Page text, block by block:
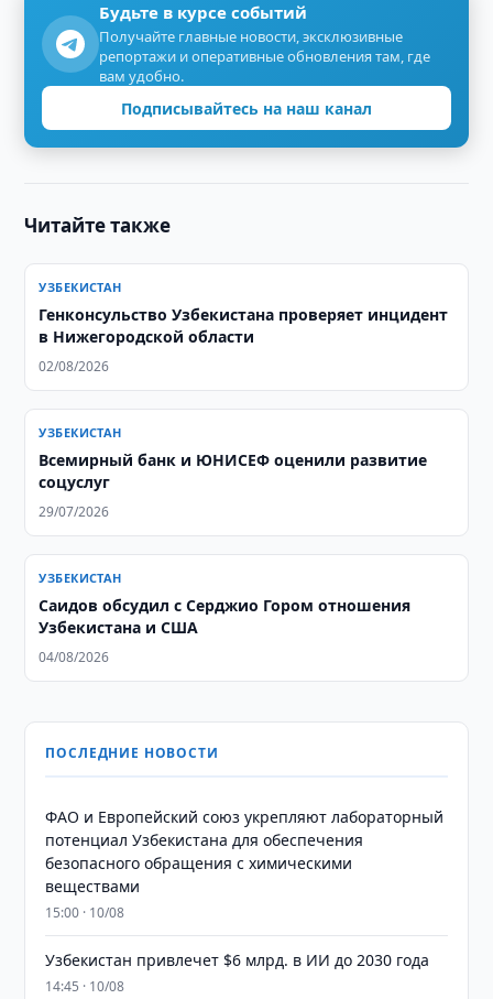
Будьте в курсе событий
Получайте главные новости, эксклюзивные
репортажи и оперативные обновления там, где
вам удобно.
Подписывайтесь на наш канал
Читайте также
УЗБЕКИСТАН
Генконсульство Узбекистана проверяет инцидент
в Нижегородской области
02/08/2026
УЗБЕКИСТАН
Всемирный банк и ЮНИСЕФ оценили развитие
соцуслуг
29/07/2026
УЗБЕКИСТАН
Саидов обсудил с Серджио Гором отношения
Узбекистана и США
04/08/2026
ПОСЛЕДНИЕ НОВОСТИ
ФАО и Европейский союз укрепляют лабораторный
потенциал Узбекистана для обеспечения
безопасного обращения с химическими
веществами
15:00 · 10/08
Узбекистан привлечет $6 млрд. в ИИ до 2030 года
14:45 · 10/08